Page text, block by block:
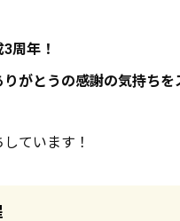
周年！
りがとうの感謝の気持ちを
ています！